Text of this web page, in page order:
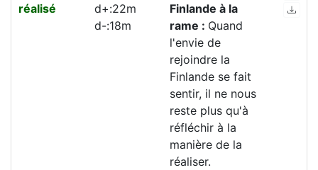
réalisé
d+:22m
d-:18m
Finlande à la
rame : Quand
l'envie de
rejoindre la
Finlande se fait
sentir, il ne nous
reste plus qu'à
réfléchir à la
manière de la
réaliser.